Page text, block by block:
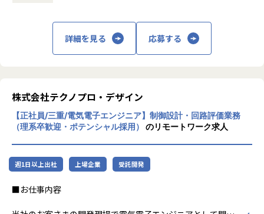
その他にもさまざまなプログラムを用意しております。
弊社とプライム契約を結んでいる、大手メーカーやSIerに
をご担当いただきます。
※経験や希望に応じて案件を決定いたします。
れたプロジェクトもございます。
定しています。
働く場所に関わらない事業支援や最新技術を
用いた研究開発などを行っています。
程プロジェクトの増加といった世の中で技術
者集団として価値提供を行うために、エンジ
ニアが生涯活躍できる環境を考え事業運営を
行っています。
詳細を見る 応募する
株式会社テクノプロ・デザイン
【正社員/三重/電気電子エンジニア】制御設計・回路評価業務
（理系卒歓迎・ポテンシャル採用）
のリモートワーク求人
週1日以上出社 上場企業 受託開発
■お仕事内容